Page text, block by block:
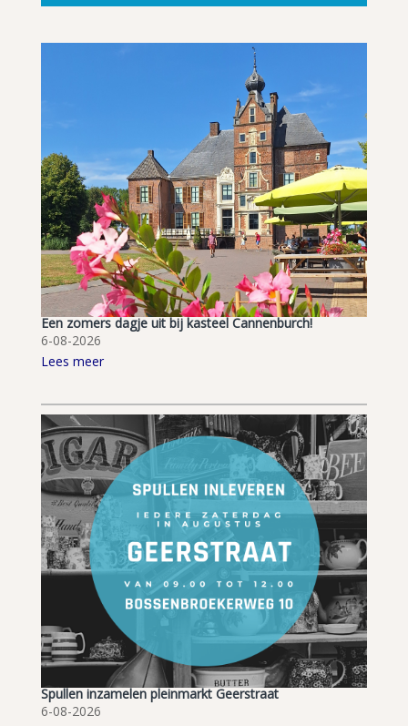
Een zomers dagje uit bij kasteel Cannenburch!
6-08-2026
Lees meer
Spullen inzamelen pleinmarkt Geerstraat
6-08-2026